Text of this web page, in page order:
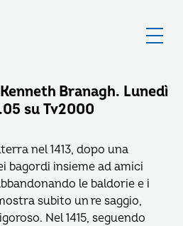
Branagh. Lunedì
su Tv2000
nel 1413, dopo una
bagordi insieme ad amici
le baldorie e i
subito un re saggio,
Nel 1415, seguendo